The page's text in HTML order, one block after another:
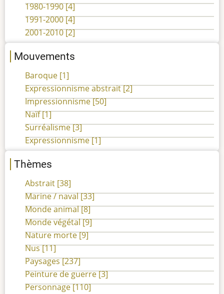
1980-1990[4]
1991-2000[4]
2001-2010[2]
Mouvements
Baroque [1]
Expressionnisme abstrait[2]
Impressionnisme[50]
Naïf[1]
Surréalisme[3]
Expressionnisme[1]
Thèmes
Abstrait [38]
Marine / naval[33]
Monde animal[8]
Monde végétal[9]
Nature morte[9]
Nus[11]
Paysages[237]
Peinture de guerre[3]
Personnage[110]